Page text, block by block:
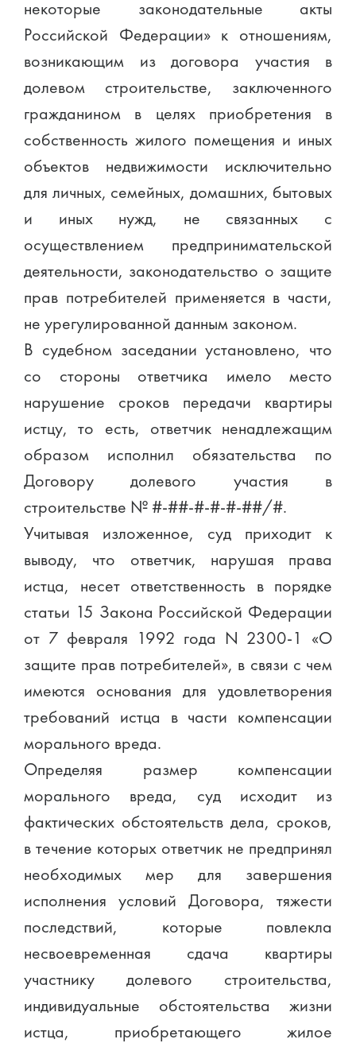
некоторые законодательные акты
Российской Федерации» к отношениям,
возникающим из договора участия в
долевом строительстве, заключенного
гражданином в целях приобретения в
собственность жилого помещения и иных
объектов недвижимости исключительно
для личных, семейных, домашних, бытовых
и иных нужд, не связанных с
осуществлением предпринимательской
деятельности, законодательство о защите
прав потребителей применяется в части,
не урегулированной данным законом.
В судебном заседании установлено, что
со стороны ответчика имело место
нарушение сроков передачи квартиры
истцу, то есть, ответчик ненадлежащим
образом исполнил обязательства по
Договору долевого участия в
строительстве № #-##-#-#-#-##/#.
Учитывая изложенное, суд приходит к
выводу, что ответчик, нарушая права
истца, несет ответственность в порядке
статьи 15 Закона Российской Федерации
от 7 февраля 1992 года N 2300-1 «О
защите прав потребителей», в связи с чем
имеются основания для удовлетворения
требований истца в части компенсации
морального вреда.
Определяя размер компенсации
морального вреда, суд исходит из
фактических обстоятельств дела, сроков,
в течение которых ответчик не предпринял
необходимых мер для завершения
исполнения условий Договора, тяжести
последствий, которые повлекла
несвоевременная сдача квартиры
участнику долевого строительства,
индивидуальные обстоятельства жизни
истца, приобретающего жилое